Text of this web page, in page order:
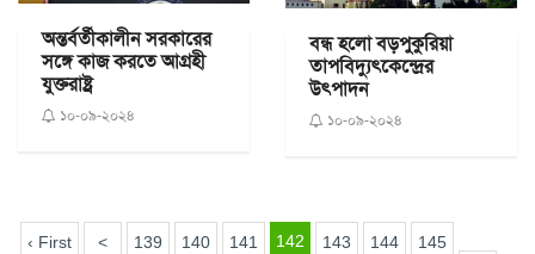
অন্তর্বর্তীকালীন সরকারের
সঙ্গে কাজ করতে আগ্রহী
যুক্তরাষ্ট্র
১০-০৯-২০২৪
বন্ধ হলো বড়পুকুরিয়া
তাপবিদ্যুৎকেন্দ্রের
উৎপাদন
১০-০৯-২০২৪
‹ First < 139 140 141 142 143 144
145